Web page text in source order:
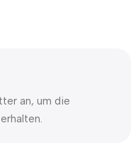
an, um die